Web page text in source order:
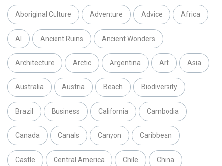
Aboriginal Culture Adventure Advice Africa
AI Ancient Ruins Ancient Wonders
Architecture Arctic Argentina Art Asia
Australia Austria Beach Biodiversity
Brazil Business California Cambodia
Canada Canals Canyon Caribbean
Castle Central America Chile China